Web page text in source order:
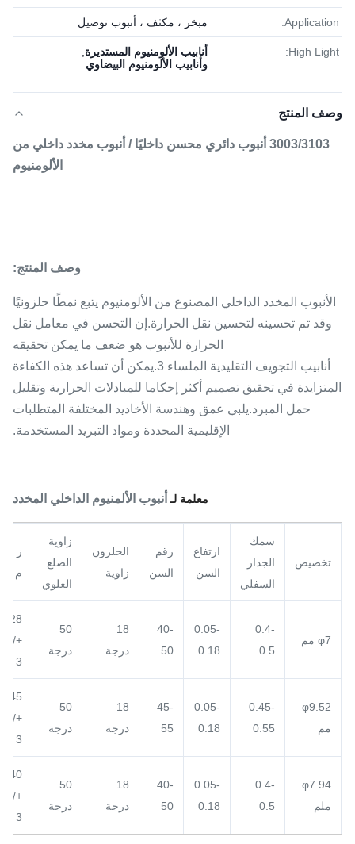
Application: مبخر ، مكثف ، أنبوب توصيل
High Light: أنابيب الألومنيوم المستديرة
وأنابيب الألومنيوم البيضاوي
وصف المنتج
3003/3103 أنبوب دائري محسن داخليًا / أنبوب مخدد داخلي من
الألومنيوم
وصف المنتج:
الأنبوب المخدد الداخلي المصنوع من الألومنيوم يتبع نمطًا حلزونيًا
وقد تم تحسينه لتحسين نقل الحرارة.إن التحسن في معامل نقل
الحرارة للأنبوب هو ضعف ما يمكن تحقيقه
أنابيب التجويف التقليدية الملساء 3.يمكن أن تساعد هذه الكفاءة
المتزايدة في تحقيق تصميم أكثر إحكاما للمبادلات الحرارية وتقليل
حمل المبرد.يلبي عمق وهندسة الأخاديد المختلفة المتطلبات
الإقليمية المحددة ومواد التبريد المستخدمة.
معلمة لـ أنبوب الألمنيوم الداخلي المخدد
تخصيص
سمك
الجدار
السفلي
ارتفاع
السن
رقم
السن
الحلزون
زاوية
زاوية
الضلع
العلوي
ز /
م
φ7 مم
0.4-
0.5
0.05-
0.18
40-
50
18
درجة
50
درجة
28
+/-
3
φ9.52
مم
0.45-
0.55
0.05-
0.18
45-
55
18
درجة
50
درجة
45
+/-
3
φ7.94
ملم
0.4-
0.5
0.05-
0.18
40-
50
18
درجة
50
درجة
40
+/-
3